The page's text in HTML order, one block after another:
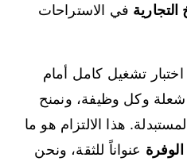
في الاستراحات
تشغيل كامل أمام
وكل وظيفة، ونمنح
هذا الالتزام هو ما
عنواناً للثقة، ونحن